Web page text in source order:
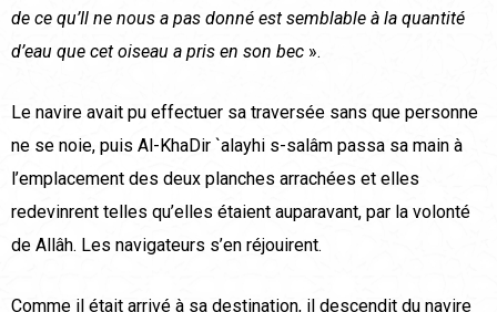
de ce qu’Il ne nous a pas donné est semblable à la quantité
d’eau que cet oiseau a pris en son bec ».
Le navire avait pu effectuer sa traversée sans que personne
ne se noie, puis Al-KhaDir `alayhi s-salâm passa sa main à
l’emplacement des deux planches arrachées et elles
redevinrent telles qu’elles étaient auparavant, par la volonté
de Allâh. Les navigateurs s’en réjouirent.
Comme il était arrivé à sa destination, il descendit du navire